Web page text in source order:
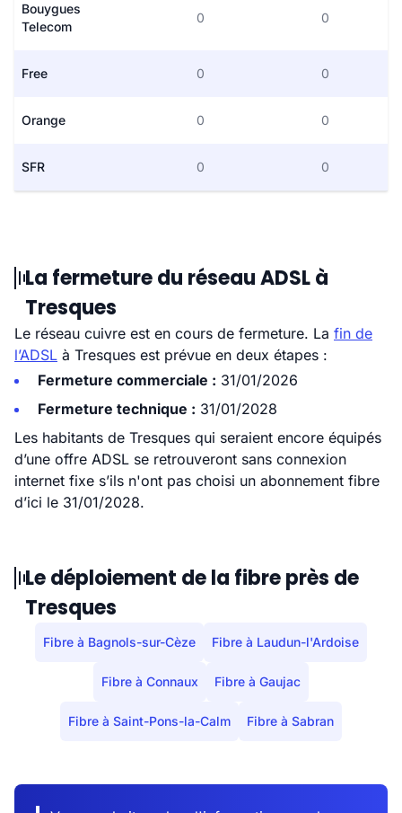
Bouygues
Telecom
0 0
Free 0 0
Orange 0 0
SFR 0 0
La fermeture du réseau ADSL à
Tresques
Le réseau cuivre est en cours de fermeture. La fin de
l’ADSL à Tresques est prévue en deux étapes :
Fermeture commerciale : 31/01/2026
Fermeture technique : 31/01/2028
Les habitants de Tresques qui seraient encore équipés
d’une offre ADSL se retrouveront sans connexion
internet fixe s’ils n'ont pas choisi un abonnement fibre
d’ici le 31/01/2028.
Le déploiement de la fibre près de
Tresques
Fibre à Bagnols-sur-Cèze Fibre à Laudun-l'Ardoise
Fibre à Connaux Fibre à Gaujac
Fibre à Saint-Pons-la-Calm Fibre à Sabran